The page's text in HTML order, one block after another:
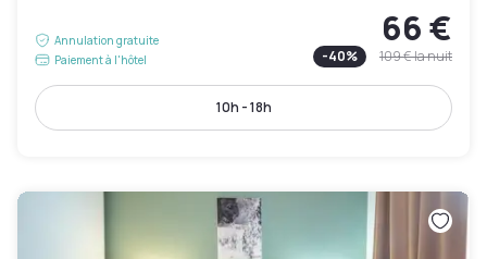
Annulation gratuite
Paiement à l'hôtel
66 €
-40% 109 €la nuit
10h - 18h